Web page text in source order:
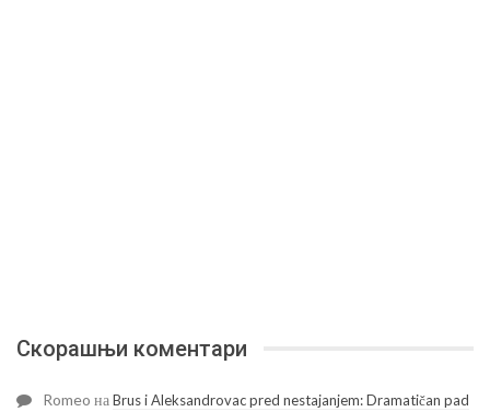
Скорашњи коментари
Romeo наBrus i Aleksandrovac pred nestajanjem: Dramatičan pad